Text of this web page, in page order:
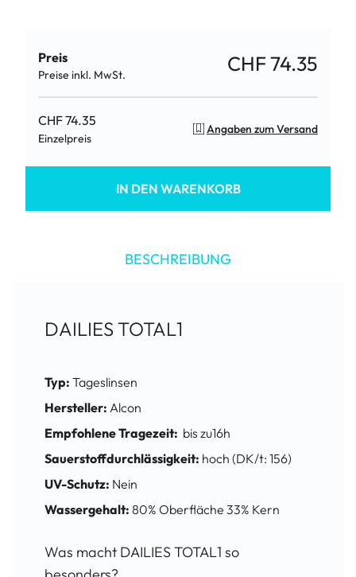
Preis
Preise inkl. MwSt. CHF 74.35
CHF 74.35
Einzelpreis
Angaben zum Versand
IN DEN WARENKORB
BESCHREIBUNG
DAILIES TOTAL1
Typ: Tageslinsen
Hersteller: Alcon
Empfohlene Tragezeit: bis zu16h
Sauerstoffdurchlässigkeit: hoch (DK/t: 156)
UV-Schutz: Nein
Wassergehalt: 80% Oberfläche 33% Kern
Was macht DAILIES TOTAL1 so